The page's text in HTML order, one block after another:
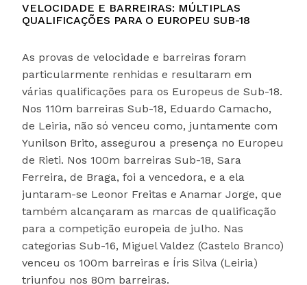
VELOCIDADE E BARREIRAS: MÚLTIPLAS
QUALIFICAÇÕES PARA O EUROPEU SUB-18
As provas de velocidade e barreiras foram
particularmente renhidas e resultaram em
várias qualificações para os Europeus de Sub-18.
Nos 110m barreiras Sub-18, Eduardo Camacho,
de Leiria, não só venceu como, juntamente com
Yunilson Brito, assegurou a presença no Europeu
de Rieti. Nos 100m barreiras Sub-18, Sara
Ferreira, de Braga, foi a vencedora, e a ela
juntaram-se Leonor Freitas e Anamar Jorge, que
também alcançaram as marcas de qualificação
para a competição europeia de julho. Nas
categorias Sub-16, Miguel Valdez (Castelo Branco)
venceu os 100m barreiras e Íris Silva (Leiria)
triunfou nos 80m barreiras.